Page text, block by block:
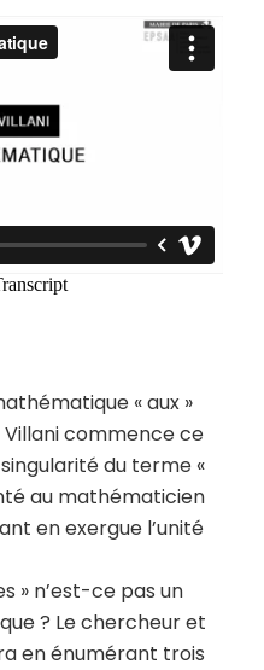
« aux »
commence ce
du terme «
au mathématicien
en exergue l’unité
» n’est-ce pas un
? Le chercheur et
en énumérant trois